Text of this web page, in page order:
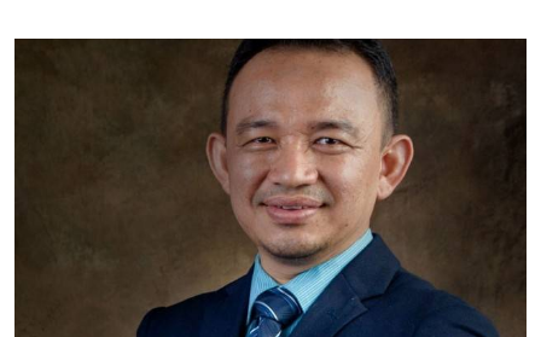
sesekali jangan berasa malu dengan...